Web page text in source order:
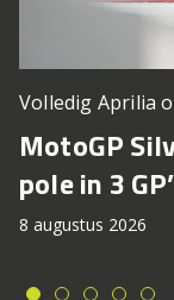
Volledig Aprilia
MotoGP
pole in 3
8 augustus 2026